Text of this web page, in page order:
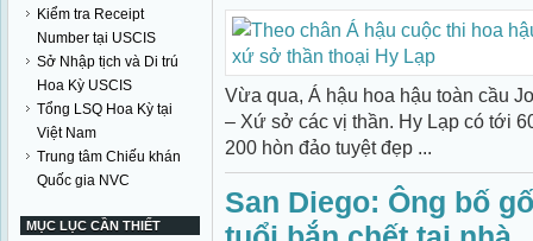
Kiểm tra Receipt
Number tại USCIS
Sở Nhập tịch và Di trú
Hoa Kỳ USCIS
Tổng LSQ Hoa Kỳ tại
Việt Nam
Trung tâm Chiếu khán
Quốc gia NVC
MỤC LỤC CẦN THIẾT
Vừa qua, Á hậu hoa hậu toàn cầu
– Xứ sở các vị thần. Hy Lạp có tới
200 hòn đảo tuyệt đẹp ...
San Diego: Ông bố